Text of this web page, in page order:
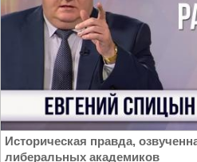
Историческая правда,
либеральных академиков